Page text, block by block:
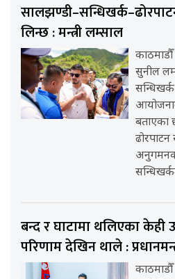
लिन्छ : मन्त्री लम्साल
काठमाडौँ
सुनील
बताएका
बन्द र घाटामा थलिएका केही
परिणाम देखिन थाले :
काठमाडौँ